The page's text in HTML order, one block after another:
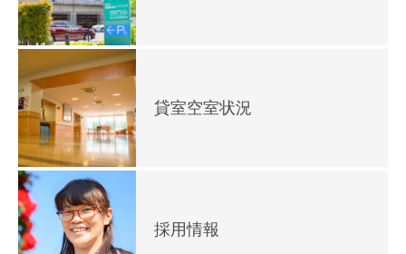
貸室空室状況
採用情報